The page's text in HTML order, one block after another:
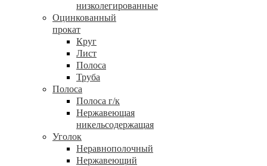
низколегированные
Оцинкованный
прокат
Круг
Лист
Полоса
Труба
Полоса
Полоса г/к
Нержавеющая
никельсодержащая
Уголок
Неравнополочный
Нержавеющий